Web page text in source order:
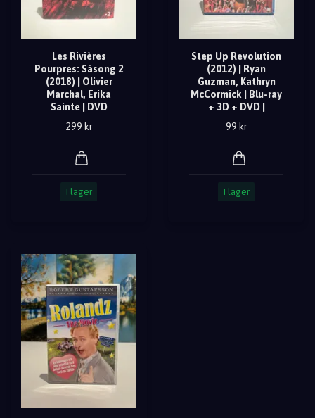
Les Rivières
Pourpres: Säsong 2
(2018) | Olivier
Marchal, Erika
Sainte | DVD
299 kr
I lager
Step Up Revolution
(2012) | Ryan
Guzman, Kathryn
McCormick | Blu-ray
+ 3D + DVD |
99 kr
I lager